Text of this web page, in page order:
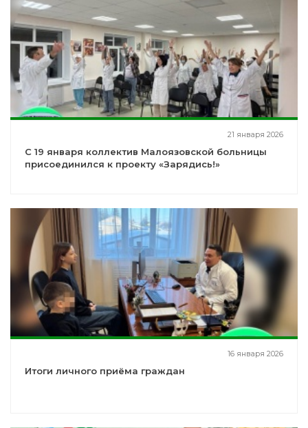
21 января 2026
С 19 января коллектив Малоязовской больницы
присоединился к проекту «Зарядись!»
16 января 2026
Итоги личного приёма граждан